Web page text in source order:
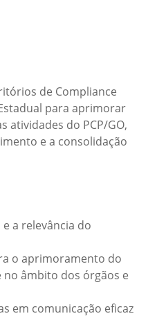
de Compliance
para aprimorar
atividades do PCP/GO,
e a consolidação
a relevância do
o aprimoramento do
no âmbito dos órgãos e
em comunicação eficaz